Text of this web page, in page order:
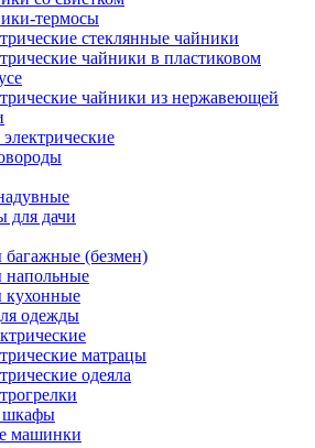
термосы
стеклянные чайники
чайники в пластиковом
чайники из нержавеющей
для дачи
багажные (безмен)
напольные
кухонные
одежды
матрацы
одеяла
шкафы
машинки